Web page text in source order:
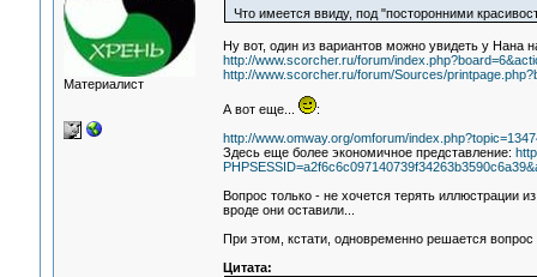
Материалист
Что имеется ввиду, под "посторонними
Ну вот, один из вариантов можно увидеть у Нана
http://www.scorcher.ru/forum/
http://www.scorcher.ru/forum/Sources/
А вот еще...
:
http://www.omway.org/omforum/
Здесь еще более экономичное представление:
Вопрос только - не хочется терять иллюстрации
вроде они оставили...
При этом, кстати, одновременно решается
Цитата: